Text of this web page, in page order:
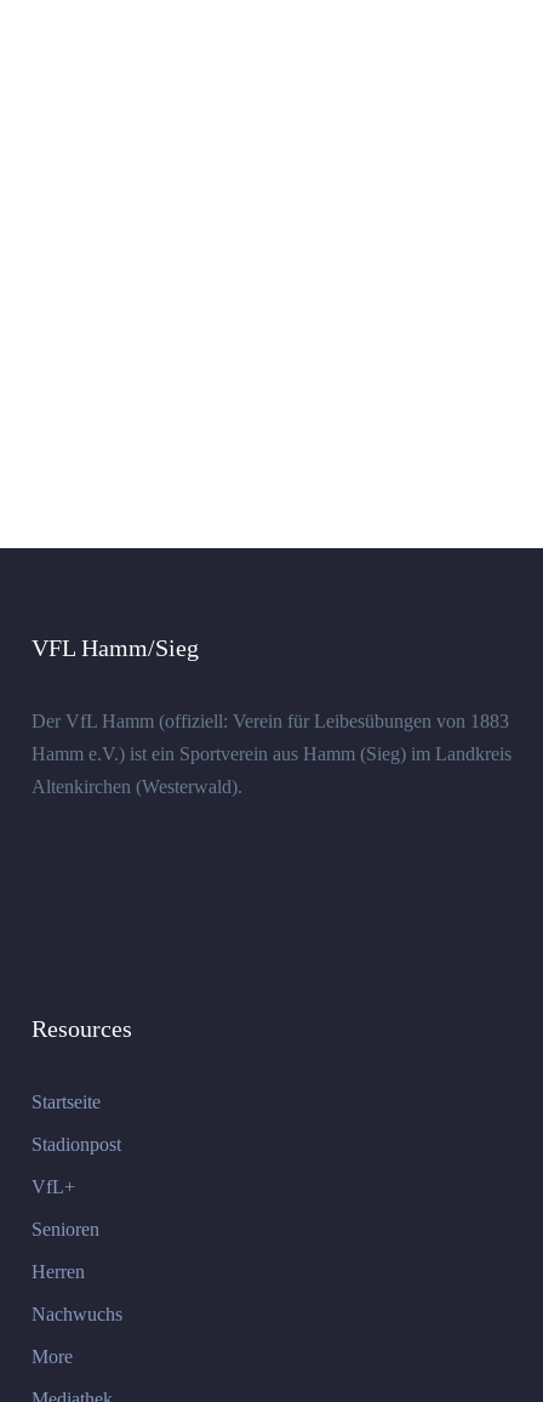
VFL Hamm/Sieg
Der VfL Hamm (offiziell: Verein für Leibesübungen von 1883
Hamm e.V.) ist ein Sportverein aus Hamm (Sieg) im Landkreis
Altenkirchen (Westerwald).
Resources
Startseite
Stadionpost
VfL+
Senioren
Herren
Nachwuchs
More